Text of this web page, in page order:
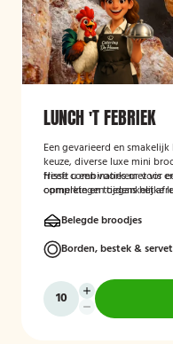
LUNCH 'T FEBRIEK
Een gevarieerd en
keuze, diverse luxe mini
frisse combinaties met vis
complete en toegankelijke
Heeft u een voorkeur voor
opmerkingen tijdens het
Belegde broodjes
Borden, bestek &